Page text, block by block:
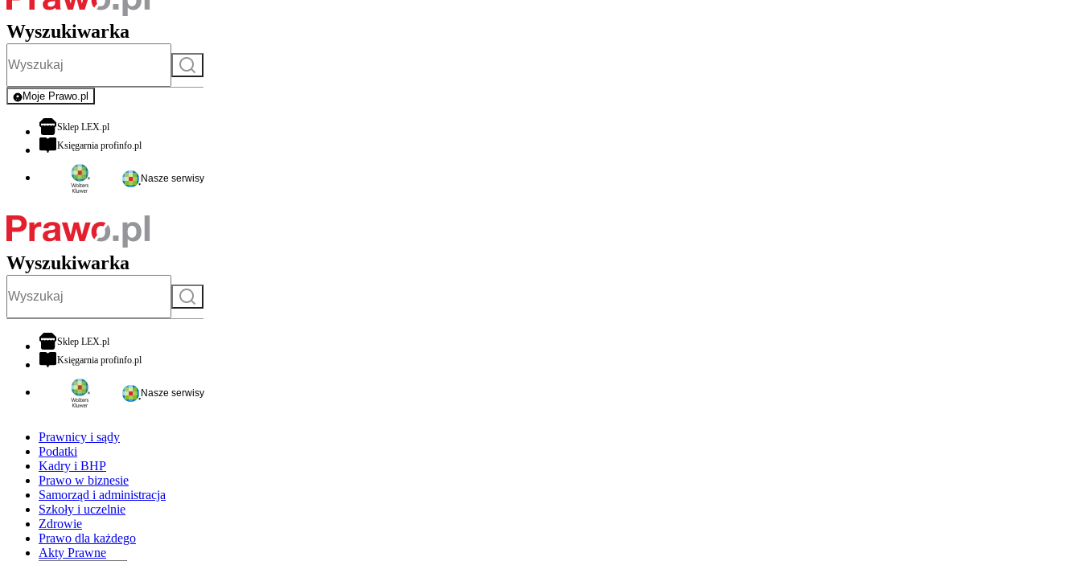
Wyszukiwarka
Szukaj
Moje Prawo.pl
- rejestracja i logowanie do serwisu
Sklep LEX.plotwiera się w nowej karcie
Księgarnia profinfo.plotwiera się w nowej karcie
Nasze serwisy
Wyszukiwarka
Szukaj
Sklep LEX.plotwiera się w nowej karcie
Księgarnia profinfo.plotwiera się w nowej karcie
Nasze serwisy
Prawnicy i sądy
Podatki
Kadry i BHP
Prawo w biznesie
Samorząd i administracja
Szkoły i uczelnie
Zdrowie
Prawo dla każdego
Akty Prawne